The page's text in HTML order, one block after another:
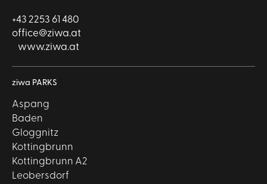
+43 2253 61 480
office@ziwa.at
www.ziwa.at
ziwa PARKS
Aspang
Baden
Gloggnitz
Kottingbrunn
Kottingbrunn A2
Leobersdorf